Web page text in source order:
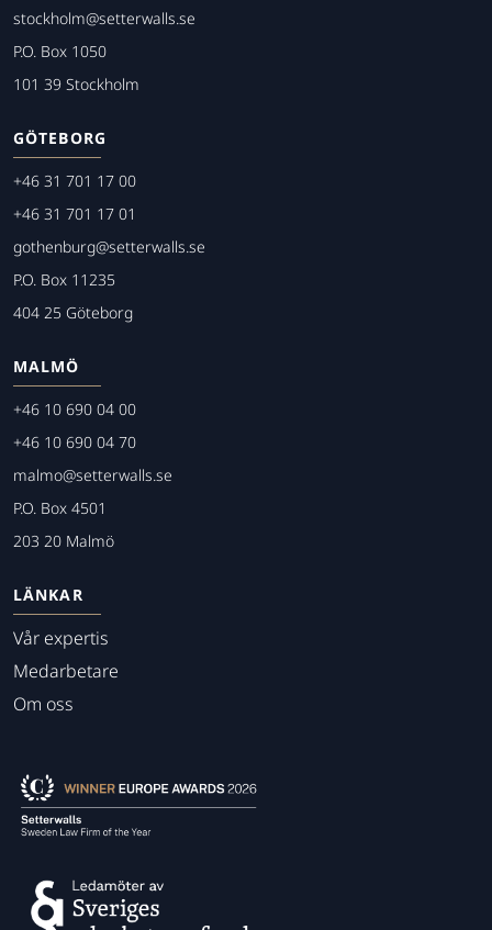
stockholm@setterwalls.se
P.O. Box 1050
101 39 Stockholm
GÖTEBORG
+46 31 701 17 00
+46 31 701 17 01
gothenburg@setterwalls.se
P.O. Box 11235
404 25 Göteborg
MALMÖ
+46 10 690 04 00
+46 10 690 04 70
malmo@setterwalls.se
P.O. Box 4501
203 20 Malmö
LÄNKAR
Vår expertis
Medarbetare
Om oss